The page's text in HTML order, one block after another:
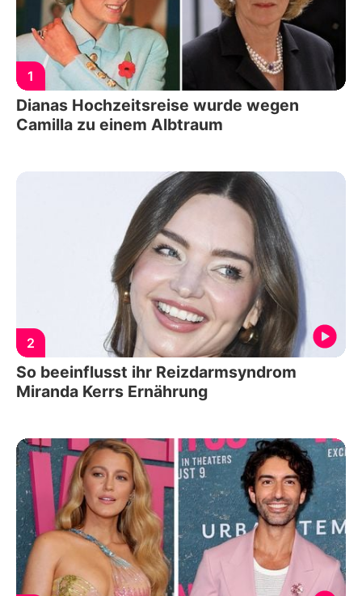
1
Dianas Hochzeitsreise wurde wegen
Camilla zu einem Albtraum
2
So beeinflusst ihr Reizdarmsyndrom
Miranda Kerrs Ernährung